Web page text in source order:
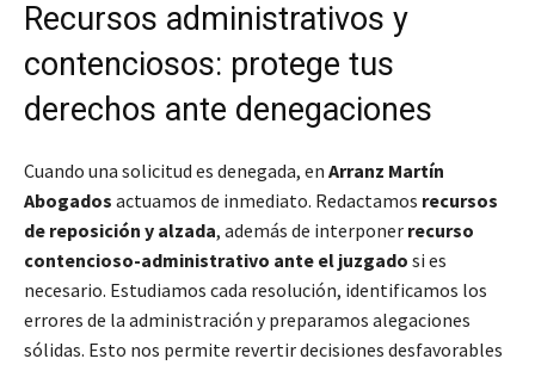
Recursos administrativos y
contenciosos: protege tus
derechos ante denegaciones
Cuando una solicitud es denegada, en Arranz Martín
Abogados actuamos de inmediato. Redactamos recursos
de reposición y alzada, además de interponer recurso
contencioso-administrativo ante el juzgado si es
necesario. Estudiamos cada resolución, identificamos los
errores de la administración y preparamos alegaciones
sólidas. Esto nos permite revertir decisiones desfavorables